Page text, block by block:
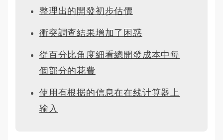
整理出的開發初步估價
衝突調查結果增加了困惑
從百分比角度細看總開發成本中每
個部分的花費
使用有根据的信息在在线计算器上
输入